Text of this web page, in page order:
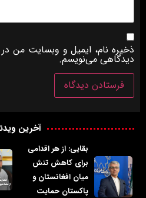
ذخیره نام، ایمیل و وبسایت من در
دیدگاهی می‌نویسم.
آخرین
بقایی: از هر اقدامی
برای کاهش تنش
میان افغانستان و
پاکستان حمایت